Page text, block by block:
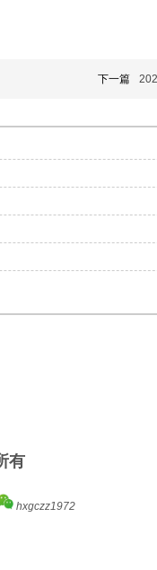
下一篇
有
hxgczz1972